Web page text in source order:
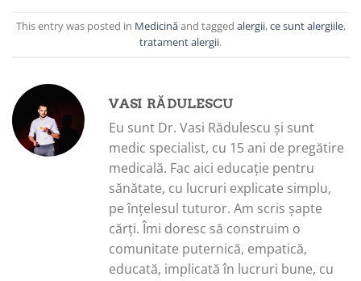
This entry was posted in Medicinăand tagged alergii,ce sunt alergiile,
tratament alergii.
VASI RĂDULESCU
Eu sunt Dr. Vasi Rădulescu și sunt
medic specialist, cu 15 ani de pregătire
medicală. Fac aici educație pentru
sănătate, cu lucruri explicate simplu,
pe înțelesul tuturor. Am scris șapte
cărți. Îmi doresc să construim o
comunitate puternică, empatică,
educată, implicată în lucruri bune, cu